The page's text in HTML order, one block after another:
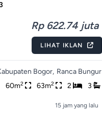
Rp 622.74 juta
LIHAT IKLAN
Bogor, Ranca Bungur
60m2 63m2 2 3
15 jam yang lalu